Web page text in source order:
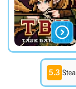

5.3